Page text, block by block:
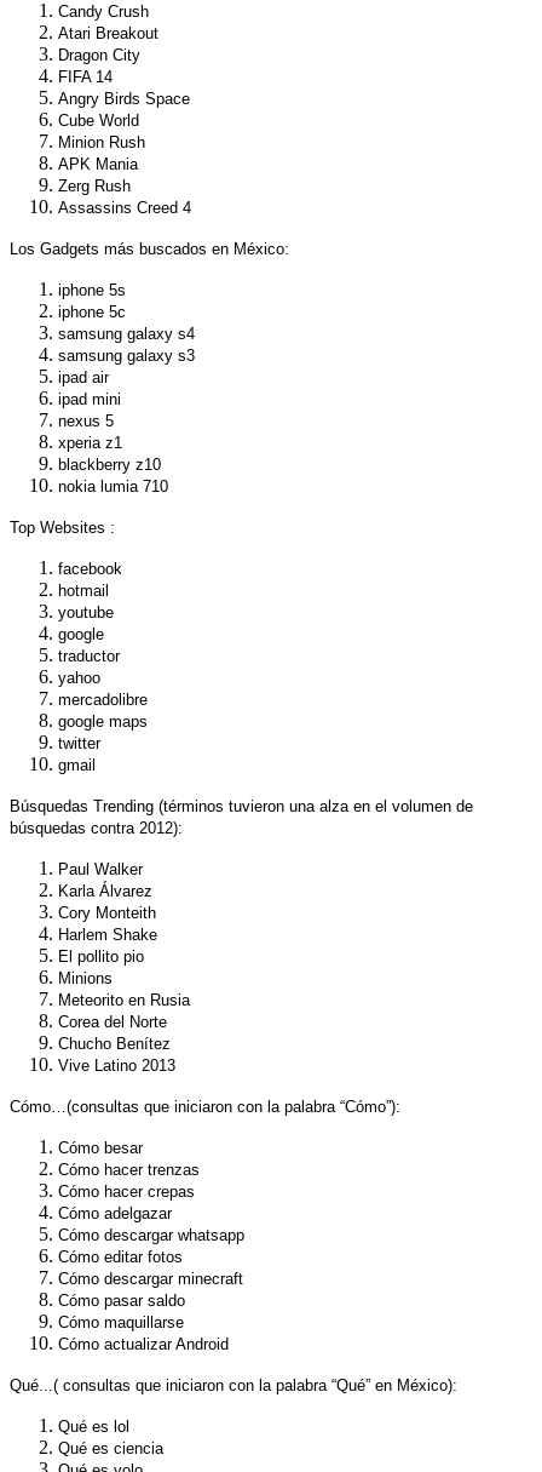
Candy Crush
Atari Breakout
Dragon City
FIFA 14
Angry Birds Space
Cube World
Minion Rush
APK Mania
Zerg Rush
Assassins Creed 4
Los Gadgets más buscados en México:
iphone 5s
iphone 5c
samsung galaxy s4
samsung galaxy s3
ipad air
ipad mini
nexus 5
xperia z1
blackberry z10
nokia lumia 710
Top Websites :
facebook
hotmail
youtube
google
traductor
yahoo
mercadolibre
google maps
twitter
gmail
Búsquedas Trending (términos tuvieron una alza en el volumen de
búsquedas contra 2012):
Paul Walker
Karla Álvarez
Cory Monteith
Harlem Shake
El pollito pio
Minions
Meteorito en Rusia
Corea del Norte
Chucho Benítez
Vive Latino 2013
Cómo… (consultas que iniciaron con la palabra “Cómo”):
Cómo besar
Cómo hacer trenzas
Cómo hacer crepas
Cómo adelgazar
Cómo descargar whatsapp
Cómo editar fotos
Cómo descargar minecraft
Cómo pasar saldo
Cómo maquillarse
Cómo actualizar Android
Qué... ( consultas que iniciaron con la palabra “Qué” en México):
Qué es lol
Qué es ciencia